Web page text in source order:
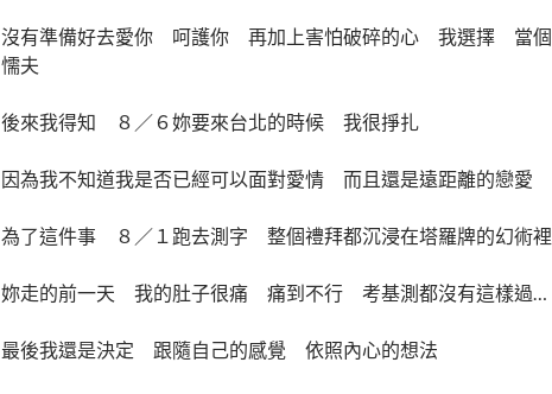
沒有準備好去愛你 呵護你 再加上害怕破碎的心 我選擇 當個
懦夫
後來我得知 ８／６妳要來台北的時候 我很掙扎
因為我不知道我是否已經可以面對愛情 而且還是遠距離的戀愛
為了這件事 ８／１跑去測字 整個禮拜都沉浸在塔羅牌的幻術裡
妳走的前一天 我的肚子很痛 痛到不行 考基測都沒有這樣過…
最後我還是決定 跟隨自己的感覺 依照內心的想法